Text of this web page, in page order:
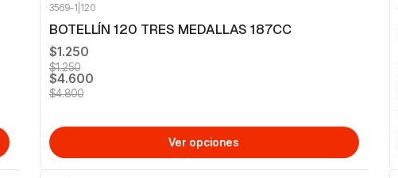
OFF
3569-1 120
BOTELLÍN 120 TRES MEDALLAS 187CC
$1.250
$1.250
$4.600
$4.800
Ver opciones